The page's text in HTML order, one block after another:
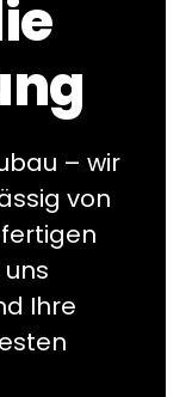
– wir
von
Ihre